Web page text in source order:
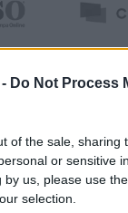
Do Not Process
of the sale, sharing
or sensitive
by us, please use
selection.
- P.IVA
Di Nocera